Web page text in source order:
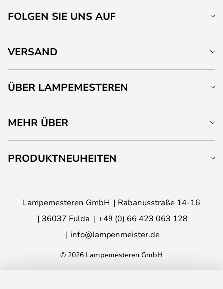
FOLGEN SIE UNS AUF
VERSAND
ÜBER LAMPEMESTEREN
MEHR ÜBER
PRODUKTNEUHEITEN
Lampemesteren GmbH
Rabanusstraße 14-16
36037 Fulda
+49 (0) 66 423 063 128
info@lampenmeister.de
© 2026 Lampemesteren GmbH